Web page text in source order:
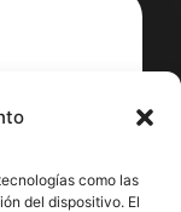
como las
del dispositivo. El